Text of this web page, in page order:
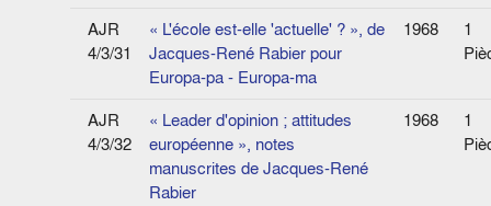
AJR
4/3/31
« L'école est-elle 'actuelle' ? », de
Jacques-René Rabier pour
Europa-pa - Europa-ma
1968
1
AJR
4/3/32
« Leader d'opinion ; attitudes
européenne », notes
manuscrites de Jacques-René
Rabier
1968
1